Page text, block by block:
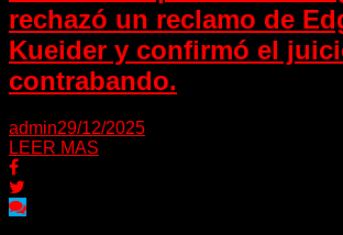
rechazó un reclamo de
Kueider y confirmó el
contrabando.
admin29/12/2025
LEER MAS